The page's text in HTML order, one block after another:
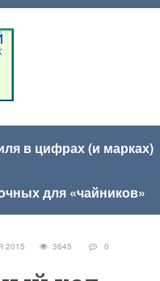
в цифрах (и марках)
для «чайников»
2015 3645 0